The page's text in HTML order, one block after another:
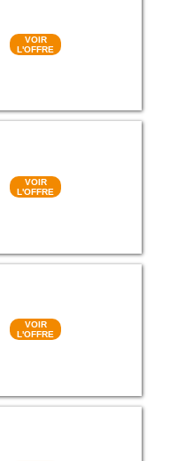
VOIR
L'OFFRE
VOIR
L'OFFRE
VOIR
L'OFFRE